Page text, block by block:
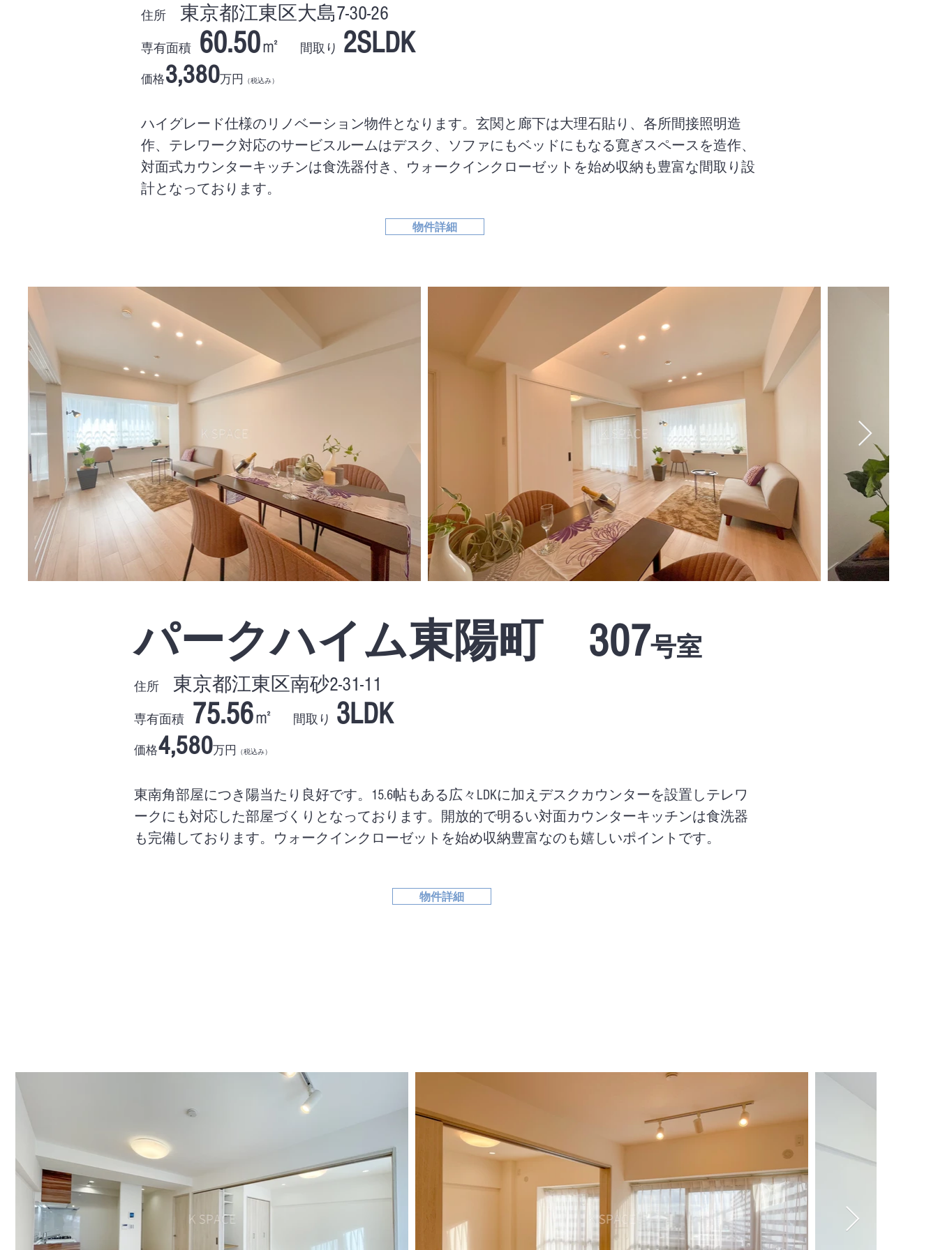
住所 東京都江東区大島7-30-26
専有面積 60.50㎡ 間取り 2SLDK
価格3,380万円 （税込み）
ハイグレード仕様のリノベーション物件となります。玄関と廊下は大理石貼り、各所間接照明造
作、テレワーク対応のサービスルームはデスク、ソファにもベッドにもなる寛ぎスペースを造作、
対面式カウンターキッチンは食洗器付き、ウォークインクローゼットを始め収納も豊富な間取り設
計となっております。
物件詳細
パークハイム東陽町 307号室
住所 東京都江東区南砂2-31-11
専有面積 75.56㎡ 間取り 3LDK
価格4,580万円 （税込み）
​東南角部屋につき陽当たり良好です。15.6帖もある広々LDKに加えデスクカウンターを設置しテレワ
ークにも対応した部屋づくりとなっております。開放的で明るい対面カウンターキッチンは食洗器
も完備しております。ウォークインクローゼットを始め収納豊富なのも嬉しいポイントです。
物件詳細